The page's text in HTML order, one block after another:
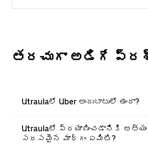
తరచుగా అడిగే
Utraulaలో Uber అందుబాటులో ఉందా?
Utraulaలో ప్రయాణించడానికి
సరసమైన మార్గం ఏమిటి?